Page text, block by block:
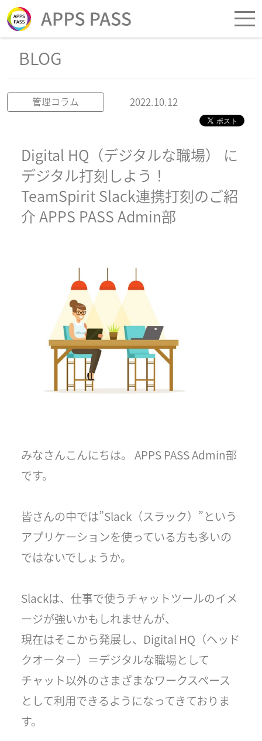
BLOG
管理コラム 2022.10.12
Digital HQ（デジタルな職場） に
デジタル打刻しよう！
TeamSpirit Slack連携打刻のご紹
介 APPS PASS Admin部
みなさんこんにちは。 APPS PASS Admin部
です。
皆さんの中では”Slack（スラック）”という
アプリケーションを使っている方も多いの
ではないでしょうか。
Slackは、仕事で使うチャットツールのイメ
ージが強いかもしれませんが、
現在はそこから発展し、Digital HQ（ヘッド
クオーター）＝デジタルな職場として
チャット以外のさまざまなワークスペース
として利用できるようになってきておりま
す。